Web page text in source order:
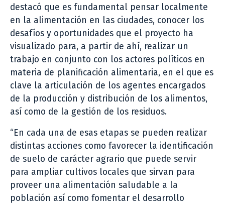
destacó que es fundamental pensar localmente
en la alimentación en las ciudades, conocer los
desafíos y oportunidades que el proyecto ha
visualizado para, a partir de ahí, realizar un
trabajo en conjunto con los actores políticos en
materia de planificación alimentaria, en el que es
clave la articulación de los agentes encargados
de la producción y distribución de los alimentos,
así como de la gestión de los residuos.
“En cada una de esas etapas se pueden realizar
distintas acciones como favorecer la identificación
de suelo de carácter agrario que puede servir
para ampliar cultivos locales que sirvan para
proveer una alimentación saludable a la
población así como fomentar el desarrollo